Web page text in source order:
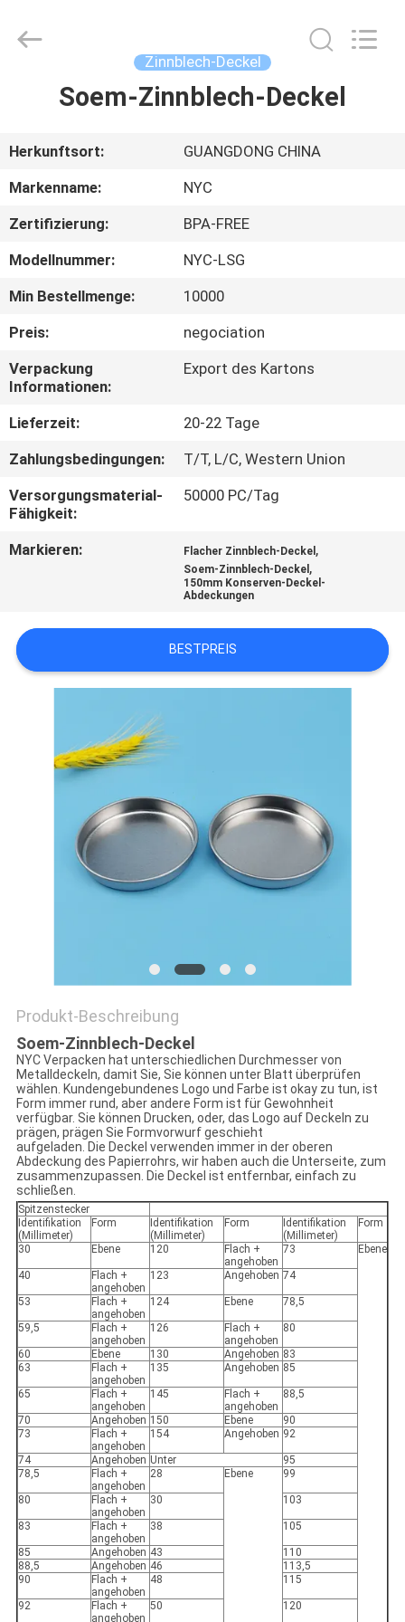
HAUS
PRODUKTE
ÜBER
FABRIK-
AUSFLUG
QUALITÄTSKONTROLLE
TRETEN
MIT
UNS
NACHRICHTEN
SITEMAP
PRIVACY
POLICY
Rights
Zinnblech-Deckel
Soem-Zinnblech-Deckel
Herkunftsort:
GUANGDONG CHINA
Markenname:
NYC
Zertifizierung:
BPA-FREE
Modellnummer:
NYC-LSG
Min Bestellmenge:
10000
Preis:
negociation
Verpackung
Informationen:
Export des Kartons
Lieferzeit:
20-22 Tage
Zahlungsbedingungen:
T/T, L/C, Western Union
Versorgungsmaterial-
Fähigkeit:
50000 PC/Tag
Markieren: Flacher Zinnblech-Deckel ,
Soem-Zinnblech-Deckel ,
150mm Konserven-Deckel-
Abdeckungen
BESTPREIS
Produkt-Beschreibung
Soem-Zinnblech-Deckel
NYC Verpacken hat unterschiedlichen Durchmesser von
Metalldeckeln, damit Sie, Sie können unter Blatt überprüfen
wählen. Kundengebundenes Logo und Farbe ist okay zu tun, ist
Form immer rund, aber andere Form ist für Gewohnheit
verfügbar. Sie können Drucken, oder, das Logo auf Deckeln zu
prägen, prägen Sie Formvorwurf geschieht
aufgeladen. Die Deckel verwenden immer in der oberen
Abdeckung des Papierrohrs, wir haben auch die Unterseite, zum
zusammenzupassen. Die Deckel ist entfernbar, einfach zu
schließen.
Spitzenstecker
Identifikation
(Millimeter)
Form
Identifikation
(Millimeter)
Form
Identifikation
(Millimeter)
Form
30 Ebene 120
Flach +
angehoben
73 Ebene
40
Flach +
angehoben
123 Angehoben 74
53
Flach +
angehoben
124 Ebene 78,5
59,5
Flach +
angehoben
126
Flach +
angehoben
80
60 Ebene 130 Angehoben 83
63
Flach +
angehoben
135 Angehoben 85
65
Flach +
angehoben
145
Flach +
angehoben
88,5
70 Angehoben 150 Ebene
90
73
Flach +
angehoben
154 Angehoben 92
74 Angehoben Unter
95
78,5
Flach +
angehoben
28 Ebene 99
80
Flach +
angehoben
30 103
83
Flach +
angehoben
38 105
85 Angehoben 43
110
88,5
Angehoben 46
113,5
90
Flach +
angehoben
48 115
92
Flach +
angehoben
50 120